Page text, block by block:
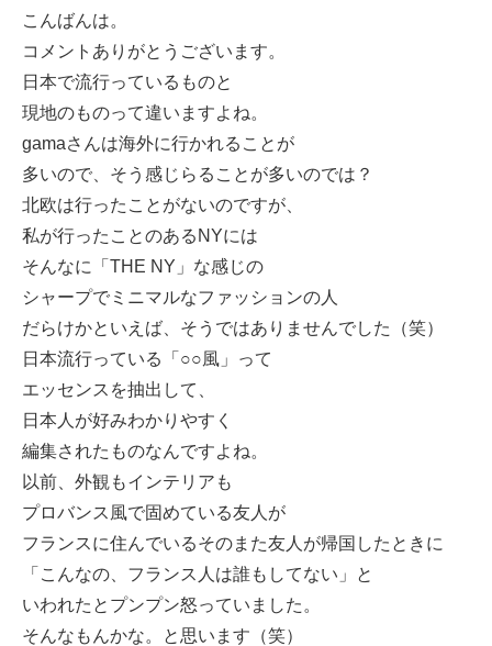
こんばんは。
コメントありがとうございます。
日本で流行っているものと
現地のものって違いますよね。
gamaさんは海外に行かれることが
多いので、そう感じらることが多いのでは？
北欧は行ったことがないのですが、
私が行ったことのあるNYには
そんなに「THE NY」な感じの
シャープでミニマルなファッションの人
だらけかといえば、そうではありませんでした（笑）
日本流行っている「○○風」って
エッセンスを抽出して、
日本人が好みわかりやすく
編集されたものなんですよね。
以前、外観もインテリアも
プロバンス風で固めている友人が
フランスに住んでいるそのまた友人が帰国したときに
「こんなの、フランス人は誰もしてない」と
いわれたとプンプン怒っていました。
そんなもんかな。と思います（笑）